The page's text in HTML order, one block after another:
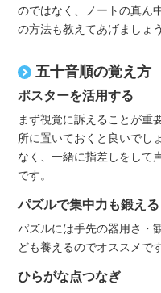
のではなく、ノートの真ん
の方法も教えてあげましょう
五十音順の覚え方
ポスターを活用する
まず視覚に訴えることが重
所に置いておくと良いでし
なく、一緒に指差しをして
です。
パズルで集中力も鍛える
パズルには手先の器用さ・
ども養えるのでオススメです
ひらがな点つなぎ